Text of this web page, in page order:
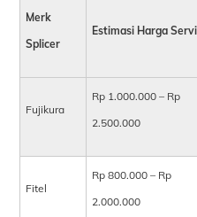
Merk
Splicer
Estimasi Harga
Fujikura
Rp 1.000.000 – Rp
2.500.000
Fitel
Rp 800.000 – Rp
2.000.000